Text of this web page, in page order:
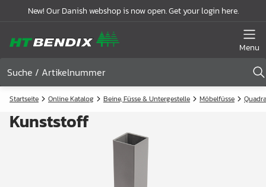
New! Our Danish webshop is now open. Get your login here.
Menu
Startseite Online Katalog Beine, Füsse & Untergestelle Möbelfüsse
Kunststoff